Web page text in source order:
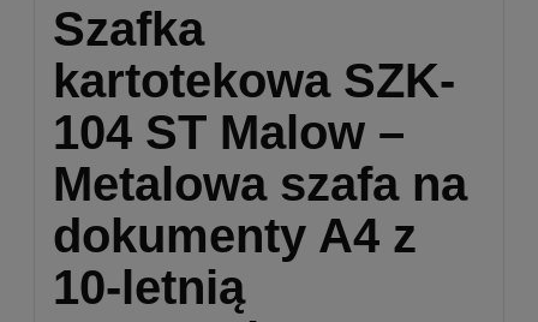
Szafka
kartotekowa SZK-
104 ST Malow –
Metalowa szafa na
dokumenty A4 z
10-letnią